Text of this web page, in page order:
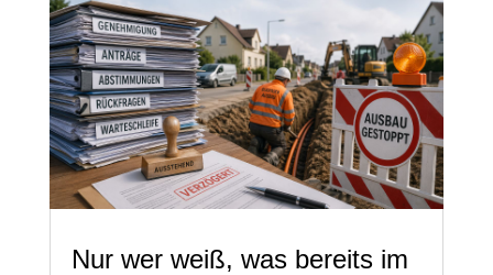
Nur wer weiß, was bereits im